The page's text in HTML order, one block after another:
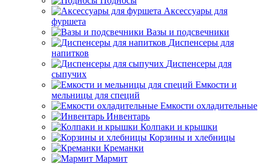
Аксессуары для
фуршета
Вазы и подсвечники
Диспенсеры для
напитков
Диспенсеры для
сыпучих
Емкости и
мельницы для специй
Емкости охладительные
Инвентарь
Колпаки и крышки
Корзины и хлебницы
Креманки
Мармит